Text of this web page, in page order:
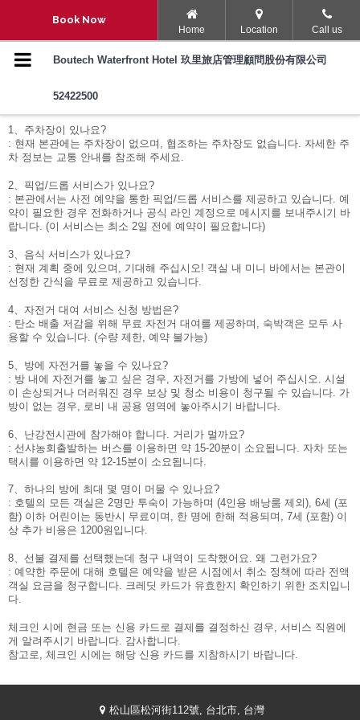
Navigation Menu
호텔-소개
속소시설 및 서비스
자주 묻는 질문
Boutech Hotels
호텔-위치
주변 주차장
포토-갤러리
Your language:
日本語 한국어
Facebook Instagram Share
Book Now
Home Location Call us
Boutech Waterfront Hotel 玖里旅店管理顧問股份有限公司
52422500
자주 묻는 질문
1、주차장이 있나요?
: 현재 본관에는 주차장이 없으며, 협조하는 주차장도 없습니다. 자세한 주
차 정보는 교통 안내를 참조해 주세요.
2、픽업/드롭 서비스가 있나요?
: 본관에서는 사전 예약을 통한 픽업/드롭 서비스를 제공하고 있습니다. 예
약이 필요한 경우 전화하거나 공식 라인 계정으로 메시지를 보내주시기 바
랍니다. (이 서비스는 최소 2일 전에 예약이 필요합니다)
3、음식 서비스가 있나요?
: 현재 계획 중에 있으며, 기대해 주십시오! 객실 내 미니 바에서는 본관이
선정한 간식을 무료로 제공하고 있습니다.
4、자전거 대여 서비스 신청 방법은?
: 탄소 배출 저감을 위해 무료 자전거 대여를 제공하며, 숙박객은 모두 사
용할 수 있습니다. (수량 제한, 예약 불가능)
5、방에 자전거를 놓을 수 있나요?
: 방 내에 자전거를 놓고 싶은 경우, 자전거를 가방에 넣어 주십시오. 시설
이 손상되거나 더러워진 경우 보상 및 청소 비용이 청구될 수 있습니다. 가
방이 없는 경우, 로비 내 공용 영역에 놓아주시기 바랍니다.
6、난강전시관에 참가해야 합니다. 거리가 멀까요?
: 선샤농회출발하는 버스를 이용하면 약 15-20분이 소요됩니다. 자차 또는
택시를 이용하면 약 12-15분이 소요됩니다.
7、하나의 방에 최대 몇 명이 머물 수 있나요?
: 호텔의 모든 객실은 2명만 투숙이 가능하며 (4인용 배낭룸 제외), 6세 (포
함) 이하 어린이는 동반시 무료이며, 한 명에 한해 적용되며, 7세 (포함) 이
상 추가 비용은 1200원입니다.
8、선불 결제를 선택했는데 청구 내역이 도착했어요. 왜 그런가요?
: 예약한 주문에 대해 호텔은 예약을 받은 시점에서 취소 정책에 따라 전액
객실 요금을 청구합니다. 크레딧 카드가 유효한지 확인하기 위한 조치입니
다.
체크인 시에 현금 또는 신용 카드로 결제를 결정하신 경우, 서비스 직원에
게 알려주시기 바랍니다. 감사합니다.
참고로, 체크인 시에는 해당 신용 카드를 지참하시기 바랍니다.
松山區松河街112號, 台北市, 台灣